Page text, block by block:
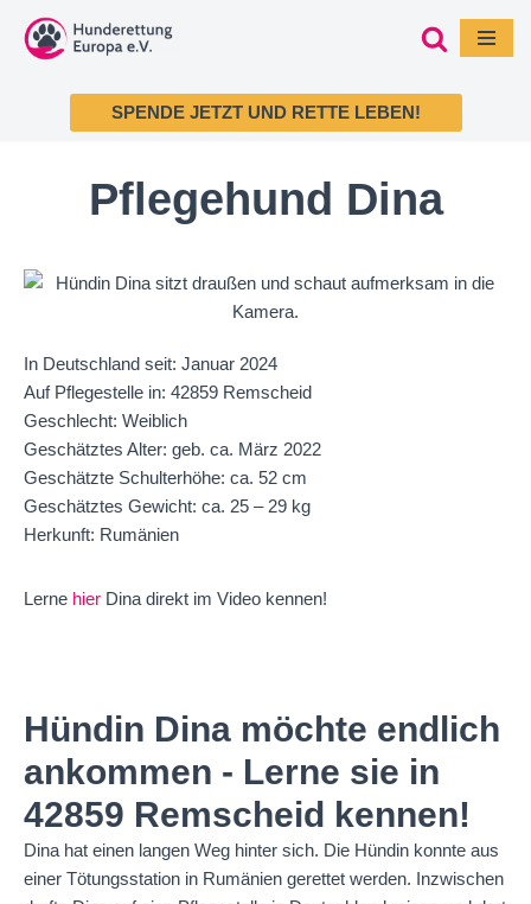
Zum
SPENDE JETZT UND RETTE LEBEN!
Pflegehund Dina
In Deutschland seit: Januar 2024
Auf Pflegestelle in: 42859 Remscheid
Geschlecht: Weiblich
Geschätztes Alter: geb. ca. März 2022
Geschätzte Schulterhöhe: ca. 52 cm
Geschätztes Gewicht: ca. 25 – 29 kg
Herkunft: Rumänien
Lerne hier Dina direkt im Video kennen!
Hündin Dina möchte endlich
ankommen - Lerne sie in
42859 Remscheid kennen!
Dina hat einen langen Weg hinter sich. Die Hündin konnte aus
einer Tötungsstation in Rumänien gerettet werden. Inzwischen